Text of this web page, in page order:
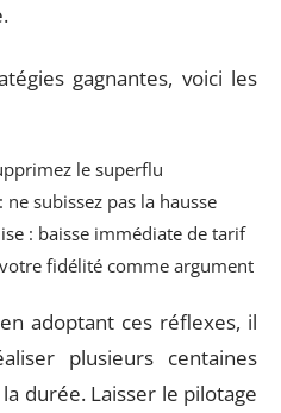
gagnantes, voici les
le superflu
subissez pas la hausse
: baisse immédiate de tarif
fidélité comme argument
adoptant ces réflexes, il
plusieurs centaines
durée. Laisser le pilotage